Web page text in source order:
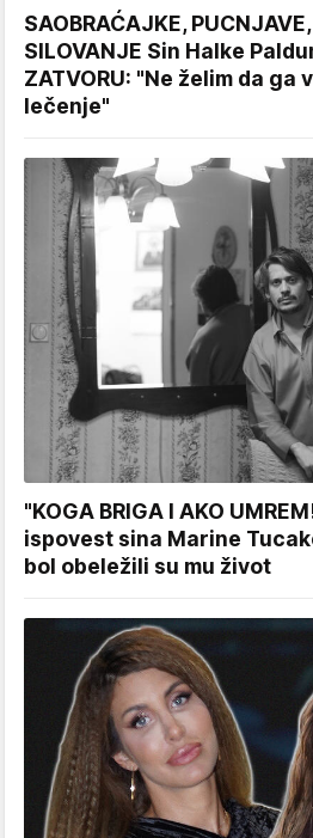
SAOBRAĆAJKE,
SILOVANJE Sin Halke
ZATVORU: "Ne želim da ga
lečenje"
"KOGA BRIGA I AKO
ispovest sina Marine
bol obeležili su mu život